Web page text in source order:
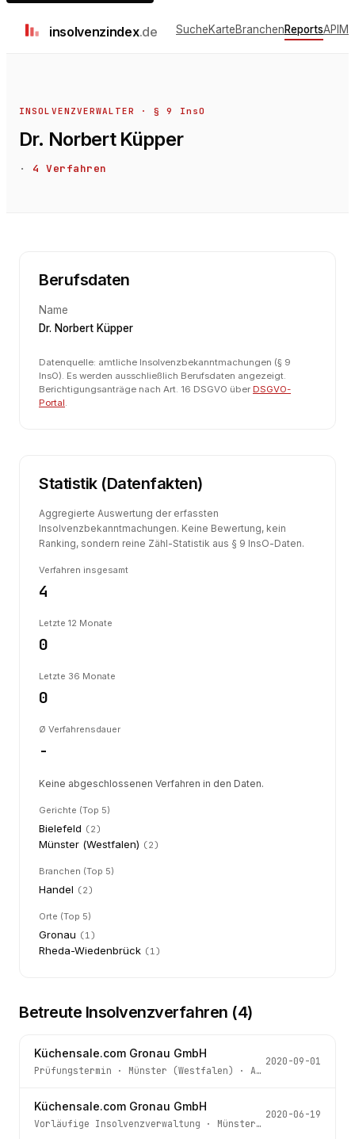
insolvenzindex.de SucheKarteBranchenReportsAPI
INSOLVENZVERWALTER · § 9 InsO
Dr. Norbert Küpper
· 4 Verfahren
Berufsdaten
Name
Dr. Norbert Küpper
Datenquelle: amtliche Insolvenzbekanntmachungen (§ 9
InsO). Es werden ausschließlich Berufsdaten angezeigt.
Berichtigungsanträge nach Art. 16 DSGVO über DSGVO-
Portal.
Statistik (Datenfakten)
Aggregierte Auswertung der erfassten
Insolvenzbekanntmachungen. Keine Bewertung, kein
Ranking, sondern reine Zähl-Statistik aus § 9 InsO-Daten.
Verfahren insgesamt
4
Letzte 12 Monate
0
Letzte 36 Monate
0
Ø Verfahrensdauer
-
Keine abgeschlossenen Verfahren in den Daten.
Gerichte (Top 5)
Bielefeld (2)
Münster (Westfalen) (2)
Branchen (Top 5)
Handel (2)
Orte (Top 5)
Gronau (1)
Rheda-Wiedenbrück (1)
Betreute Insolvenzverfahren (4)
Küchensale.com Gronau GmbH
Prüfungstermin · Münster (Westfalen) · Az.
2020-09-01
Küchensale.com Gronau GmbH
Vorläufige Insolvenzverwaltung · Münster (Westfalen)
2020-06-19